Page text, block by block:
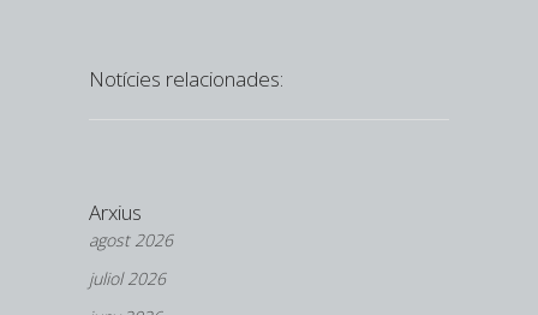
Notícies relacionades:
Arxius
agost 2026
juliol 2026